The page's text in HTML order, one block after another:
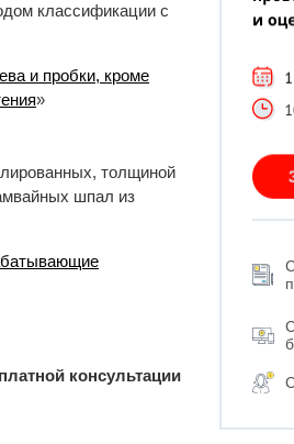
классификации с
и пробки, кроме
»
толщиной
шпал из
консультации